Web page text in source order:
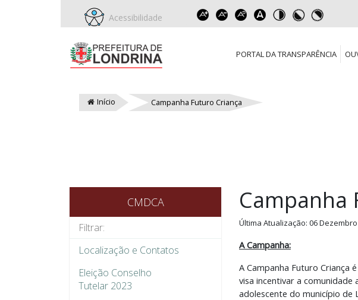
Acessibilidade
PORTAL DA TRANSPARÊNCIA
Início Campanha Futuro Criança
CMDCA
Localização e Contatos
Eleição Conselho
Tutelar 2023
Campanha
Última Atualização: 06
A Campanha:
A Campanha Futuro Criança
visa incentivar a
adolescente do município de